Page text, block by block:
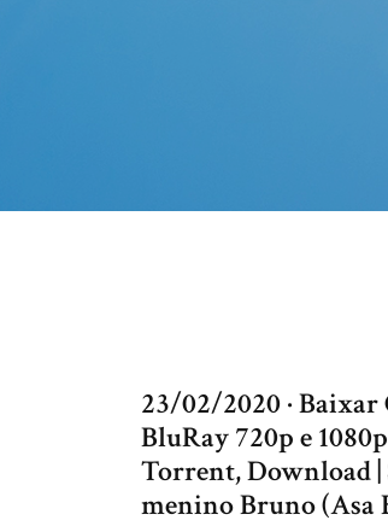
23/02/2020 ·
BluRay 720p e
Torrent, Download |
menino Bruno (Asa